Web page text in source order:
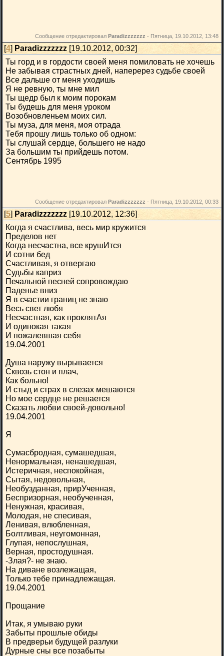
Сообщение отредактировал Paradizzzzzzz - Пятница, 19.10.2012, 13:48
[4] Paradizzzzzzz [19.10.2012, 00:32]
Ты горд и в гордости своей меня помиловать не хочешь
Не забывая страстных дней, наперерез судьбе своей
Все дальше от меня уходишь
Я не ревную, ты мне мил
Ты щедр был к моим порокам
Ты будешь для меня уроком
Возобновленьем моих сил.
Ты муза, для меня, моя отрада
Тебя прошу лишь только об одном:
Ты слушай сердце, большего не надо
За большим ты прийдешь потом.
Сентябрь 1995
Сообщение отредактировал Paradizzzzzzz - Пятница, 19.10.2012, 00:33
[5] Paradizzzzzzz [19.10.2012, 12:36]
Когда я счастлива, весь мир кружится
Пределов нет
Когда несчастна, все крушИтся
И сотни бед
Счастливая, я отвергаю
Судьбы каприз
Печальной песней сопровождаю
Паденье вниз
Я в счастии границ не знаю
Весь свет любя
Несчастная, как проклятАя
И одинокая такая
И пожалевшая себя
19.04.2001
Душа наружу вырывается
Сквозь стон и плач,
Как больно!
И стыд и страх в слезах мешаются
Но мое сердце не решается
Сказать любви своей-довольно!
19.04.2001
Я
Сумасбродная, сумашедшая,
Ненормальная, ненашедшая,
Истеричная, неспокойная,
Сытая, недовольная,
Необузданная, прирУченная,
Беспризорная, необученная,
Ненужная, красивая,
Молодая, не спесивая,
Ленивая, влюбленная,
Болтливая, неугомонная,
Глупая, непослушная,
Верная, простодушная.
-Злая?- не знаю.
На диване возлежащая,
Только тебе принадлежащая.
19.04.2001
Прощание
Итак, я умываю руки
Забыты прошлые обиды
В предверьи будущей разлуки
Дурные сны все позабыты